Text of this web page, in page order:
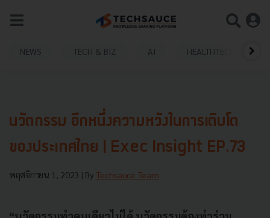
NEWS TECH & BIZ AI HEALTHTECH
นวัตกรรม อีกหนึ่งความหวังในการเติบโต
ของประเทศไทย | Exec Insight EP.73
พฤศจิกายน 1, 2023 | By Techsauce Team